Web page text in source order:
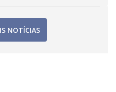
NOTÍCIAS